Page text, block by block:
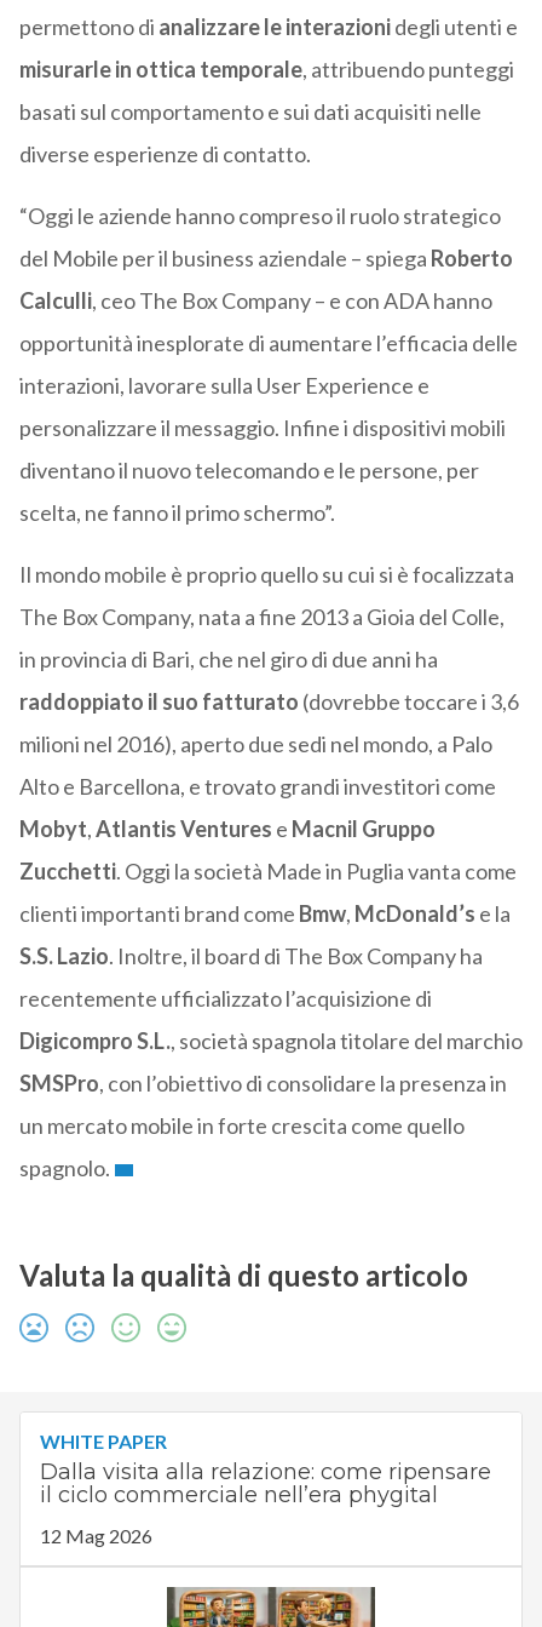
permettono di analizzare le interazionidegli utenti e
misurarle in ottica temporale, attribuendo punteggi
basati sul comportamento e sui dati acquisiti nelle
diverse esperienze di contatto.
“Oggi le aziende hanno compreso il ruolo strategico
del Mobile per il business aziendale – spiega Roberto
Calculli, ceo The Box Company – e con ADA hanno
opportunità inesplorate di aumentare l’efficacia delle
interazioni, lavorare sulla User Experience e
personalizzare il messaggio. Infine i dispositivi mobili
diventano il nuovo telecomando e le persone, per
scelta, ne fanno il primo schermo”.
Il mondo mobile è proprio quello su cui si è focalizzata
The Box Company, nata a fine 2013 a Gioia del Colle,
in provincia di Bari, che nel giro di due anni ha
raddoppiato il suo fatturato (dovrebbe toccare i 3,6
milioni nel 2016), aperto due sedi nel mondo, a Palo
Alto e Barcellona, e trovato grandi investitori come
Mobyt,Atlantis Ventures e Macnil Gruppo
Zucchetti. Oggi la società Made in Puglia vanta come
clienti importanti brand come Bmw, McDonald’s e la
S.S. Lazio. Inoltre, il board di The Box Company ha
recentemente ufficializzato l’acquisizione di
Digicompro S.L., società spagnola titolare del marchio
SMSPro, con l’obiettivo di consolidare la presenza in
un mercato mobile in forte crescita come quello
spagnolo.
Valuta la qualità di questo articolo
WHITE PAPER
Dalla visita alla relazione: come ripensare
il ciclo commerciale nell’era phygital
12 Mag 2026